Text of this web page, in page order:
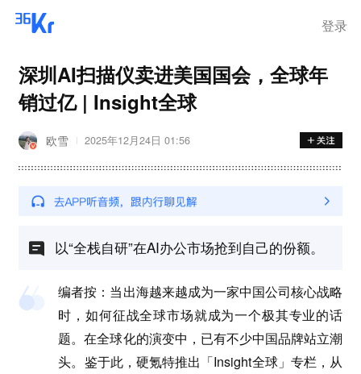
登录
深圳AI扫描仪卖进美国国会，全球年
销过亿 | Insight全球
欧雪 2025年12月24日 01:56
以“全栈自研”在AI办公市场抢到自己的份额。
编者按：当出海越来越成为一家中国公司核心战略
时，如何征战全球市场就成为一个极其专业的话
题。在全球化的演变中，已有不少中国品牌站立潮
头。鉴于此，硬氪特推出「Insight全球」专栏，从